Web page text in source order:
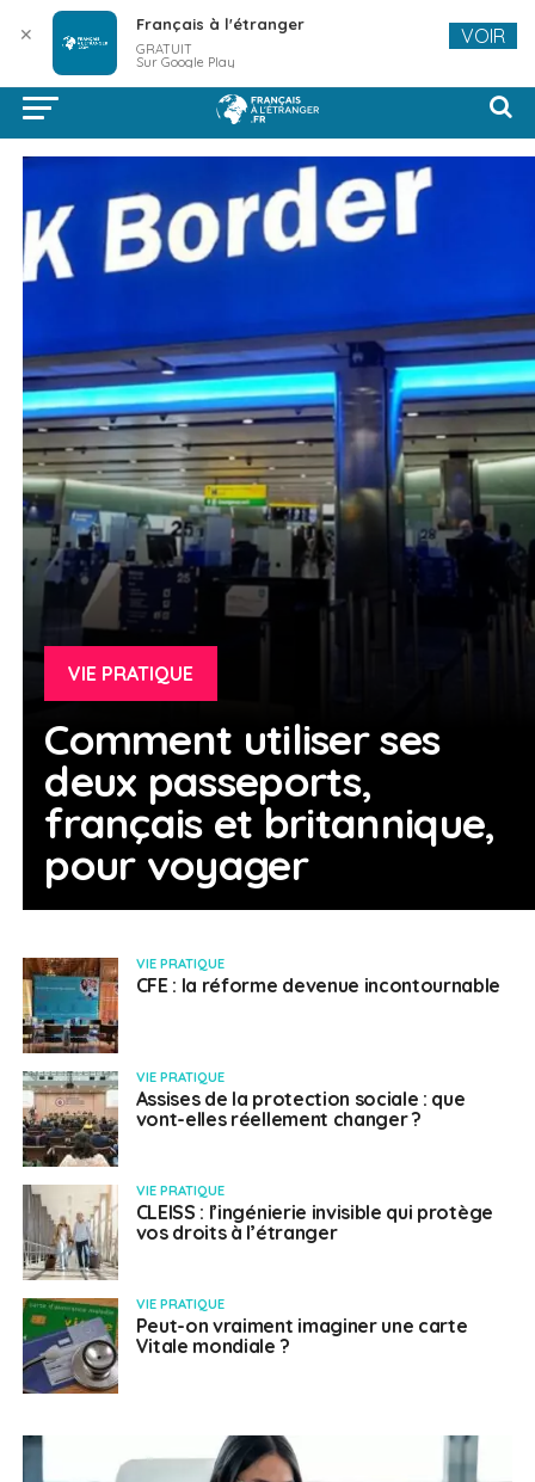
VIE PRATIQUE
Comment utiliser ses
deux passeports,
français et britannique,
pour voyager
VIE PRATIQUE
CFE : la réforme devenue incontournable
VIE PRATIQUE
Assises de la protection sociale : que
vont-elles réellement changer ?
VIE PRATIQUE
CLEISS : l’ingénierie invisible qui protège
vos droits à l’étranger
VIE PRATIQUE
Peut-on vraiment imaginer une carte
Vitale mondiale ?
✕ Français à l'étranger
GRATUIT
Sur Google Play
VOIR